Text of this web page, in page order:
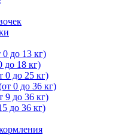
до 13 кг)
до 18 кг)
0 до 25 кг)
0 до 36 кг)
9 до 36 кг)
до 36 кг)